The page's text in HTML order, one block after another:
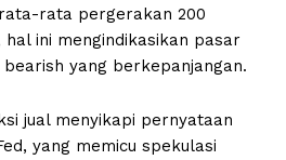
rata pergerakan 200
hal ini mengindikasikan pasar
yang berkepanjangan.
jual menyikapi pernyataan
yang memicu spekulasi